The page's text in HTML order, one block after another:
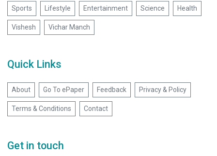
Sports Lifestyle Entertainment Science Health
Vishesh Vichar Manch
Quick Links
About Go To ePaper Feedback Privacy & Policy
Terms & Conditions Contact
Get in touch